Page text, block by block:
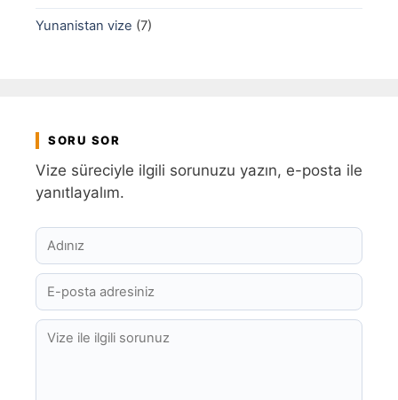
Yunanistan vize (7)
SORU SOR
Vize süreciyle ilgili sorunuzu yazın, e-posta ile
yanıtlayalım.